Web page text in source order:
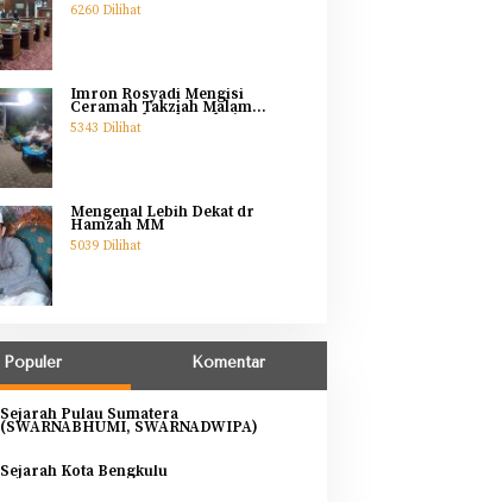
6260 Dilihat
Imron Rosyadi Mengisi
Ceramah Takziah Malam
Pertama Ibunda Helmi
5343 Dilihat
Mengenal Lebih Dekat dr
Hamzah MM
5039 Dilihat
Populer Komentar
Sejarah Pulau Sumatera
(SWARNABHUMI, SWARNADWIPA)
Sejarah Kota Bengkulu